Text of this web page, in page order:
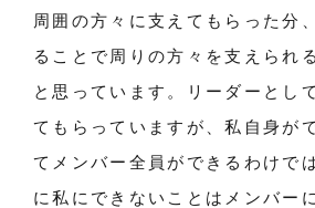
周囲の方々に支えてもらった分
ることで周りの方々を支えられ
と思っています。リーダーとし
てもらっていますが、私自身が
てメンバー全員ができるわけで
に私にできないことはメンバー